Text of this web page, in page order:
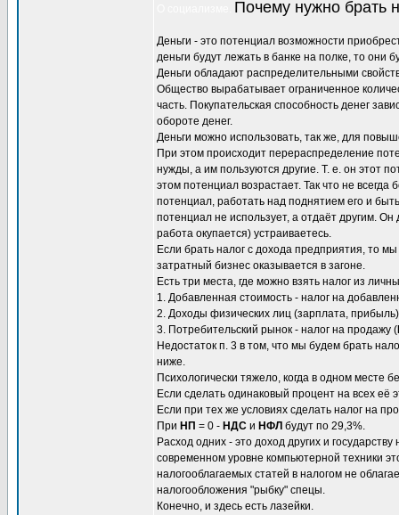
Почему нужно брать
Деньги - это потенциал возможности
деньги будут лежать в банке на полке, то они
Деньги обладают распределительными
Общество вырабатывает ограниченное
часть. Покупательская способность денег
обороте денег.
Деньги можно использовать, так же, для
При этом происходит перераспределение
нужды, а им пользуются другие. Т. е. он этот
этом потенциал возрастает. Так что не
потенциал, работать над поднятием его и
потенциал не использует, а отдаёт другим.
работа окупается) устраиваетесь.
Если брать налог с дохода предприятия, то
затратный бизнес оказывается в загоне.
Есть три места, где можно взять налог из
1. Добавленная стоимость - налог на
2. Доходы физических лиц (зарплата,
3. Потребительский рынок - налог на продажу (
Недостаток п. 3 в том, что мы будем брать
ниже.
Психологически тяжело, когда в одном месте
Если сделать одинаковый процент на всех её
Если при тех же условиях сделать налог на
При НП = 0 - НДС и НФЛ будут по 29,3%.
Расход одних - это доход других и
современном уровне компьютерной техники
налогооблагаемых статей в налогом не
налогообложения "рыбку" спецы.
Конечно, и здесь есть лазейки.